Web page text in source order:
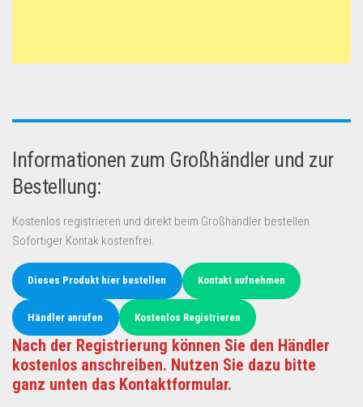
Informationen zum Großhändler und zur
Bestellung:
Kostenlos registrieren und direkt beim Großhändler bestellen.
Sofortiger Kontak kostenfrei.
Dieses Produkt hier bestellen Kontakt aufnehmen
Händler anrufen Kostenlos Registrieren
Nach der Registrierung können Sie den Händler
kostenlos anschreiben. Nutzen Sie dazu bitte
ganz unten das Kontaktformular.